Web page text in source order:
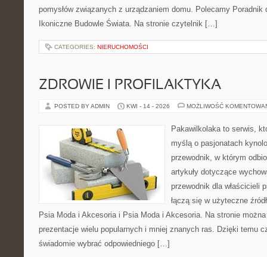
pomysłów związanych z urządzaniem domu. Polecamy Poradnik
Ikoniczne Budowle Świata. Na stronie czytelnik […]
CATEGORIES: NIERUCHOMOŚCI
ZDROWIE I PROFILAKTYKA
POSTED BY ADMIN KWI - 14 - 2026 MOŻLIWOŚĆ
Pakawilkolaka to serwis,
myślą o pasjonatach
przewodnik, w którym
artykuły dotyczące
przewodnik dla właścicieli
łączą się w użyteczne
Psia Moda i Akcesoria i Psia Moda i Akcesoria. Na stronie
prezentacje wielu popularnych i mniej znanych ras. Dzięki temu
świadomie wybrać odpowiedniego […]